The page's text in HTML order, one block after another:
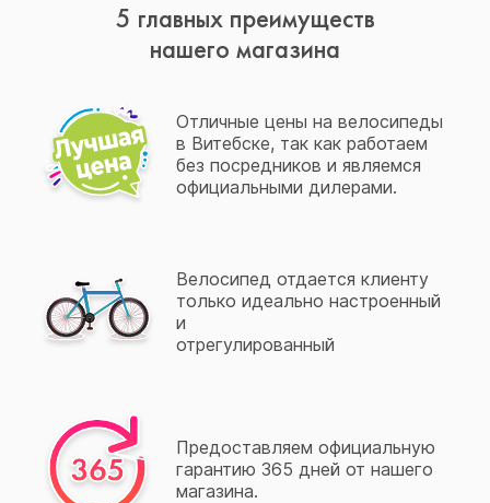
5 главных преимуществ
нашего магазина
Отличные цены на велосипеды
в Витебске, так как работаем
без посредников и являемся
официальными дилерами.
Велосипед отдается клиенту
только идеально настроенный
и
отрегулированный
Предоставляем официальную
гарантию 365 дней от нашего
магазина.